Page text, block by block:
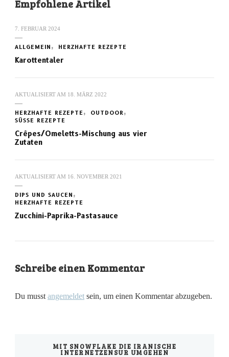
Empfohlene Artikel
7. FEBRUAR 2024
ALLGEMEIN HERZHAFTE REZEPTE
Karottentaler
AKTUALISIERT AM 18. MÄRZ 2022
HERZHAFTE REZEPTE
OUTDOOR
SÜSSE REZEPTE
Crêpes/Omeletts-Mischung aus vier
Zutaten
AKTUALISIERT AM 16. NOVEMBER 2021
DIPS UND SAUCEN
HERZHAFTE REZEPTE
Zucchini-Paprika-Pastasauce
Schreibe einen Kommentar
Du musst angemeldet sein, um einen Kommentar abzugeben.
MIT SNOWFLAKE DIE IRANISCHE
INTERNETZENSUR UMGEHEN